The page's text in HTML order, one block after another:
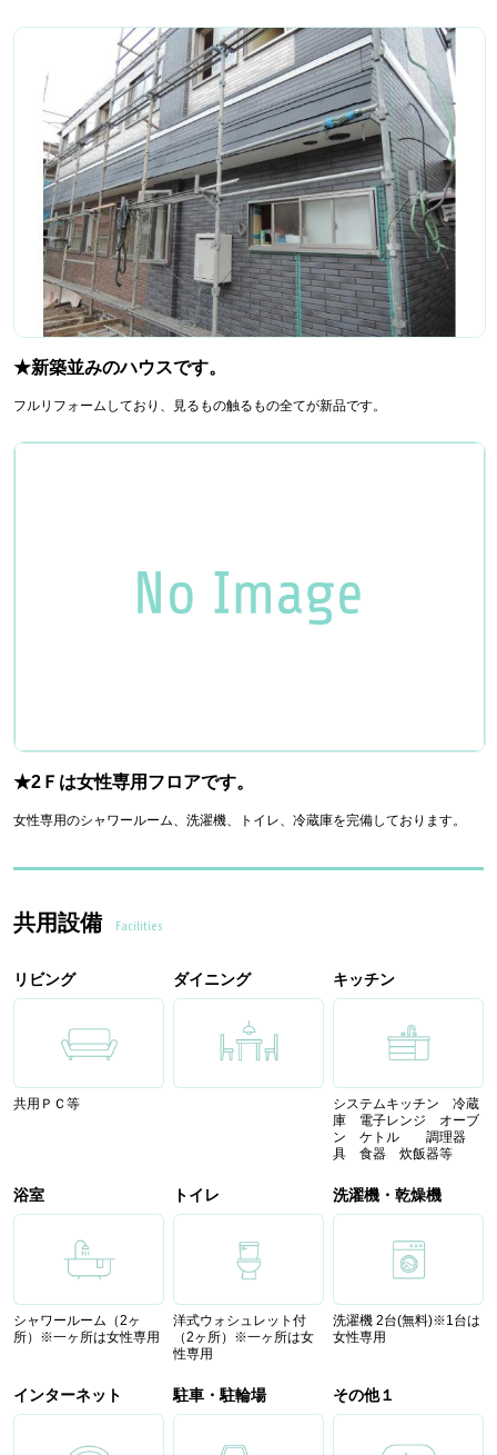
★新築並みのハウスです。
フルリフォームしており、見るもの触るもの全てが新品です。
★2Ｆは女性専用フロアです。
女性専用のシャワールーム、洗濯機、トイレ、冷蔵庫を完備しております。
共用設備 Facilities
リビング
共用ＰＣ等
ダイニング キッチン
システムキッチン 冷蔵
庫 電子レンジ オーブ
ン ケトル 調理器
具 食器 炊飯器等
浴室
シャワールーム（2ヶ
所）※一ヶ所は女性専用
トイレ
洋式ウォシュレット付
（2ヶ所）※一ヶ所は女
性専用
洗濯機・乾燥機
洗濯機 2台(無料)※1台は
女性専用
インターネット 駐車・駐輪場 その他１